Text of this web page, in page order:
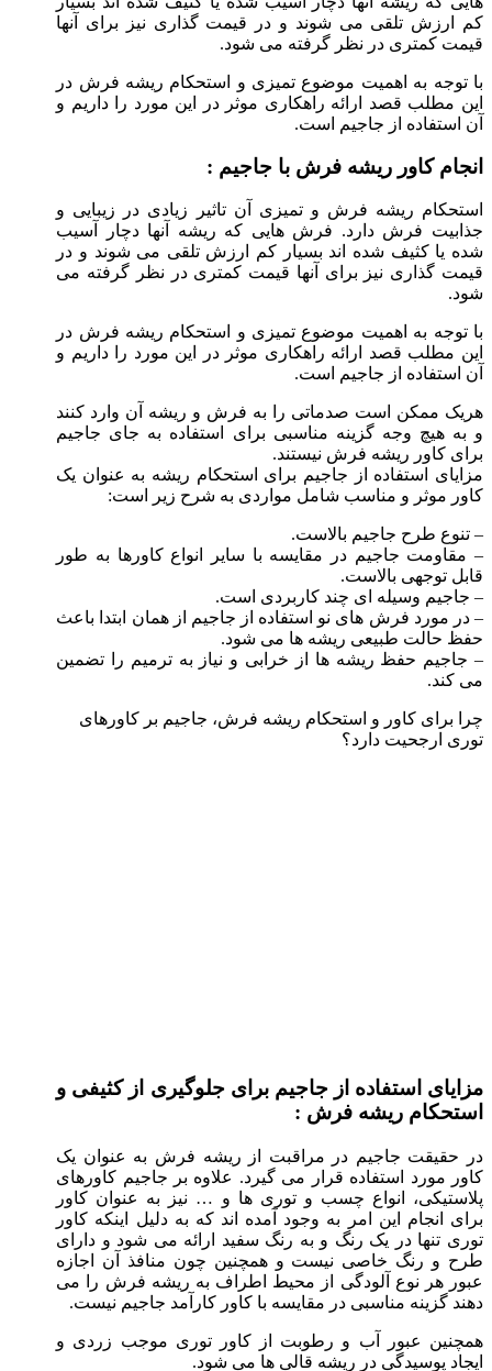
کم ارزش تلقی می شوند و در قیمت گذاری نیز برای آنها
قیمت کمتری در نظر گرفته می شود.
با توجه به اهمیت موضوع تمیزی و استحکام ریشه فرش در
این مطلب قصد ارائه راهکاری موثر در این مورد را داریم و
آن استفاده از جاجیم است.
انجام کاور ریشه فرش با جاجیم :
استحکام ریشه فرش و تمیزی آن تاثیر زیادی در زیبایی و
جذابیت فرش دارد. فرش هایی که ریشه آنها دچار آسیب
شده یا کثیف شده اند بسیار کم ارزش تلقی می شوند و در
قیمت گذاری نیز برای آنها قیمت کمتری در نظر گرفته می
شود.
با توجه به اهمیت موضوع تمیزی و استحکام ریشه فرش در
این مطلب قصد ارائه راهکاری موثر در این مورد را داریم و
آن استفاده از جاجیم است.
هریک ممکن است صدماتی را به فرش و ریشه آن وارد کنند
و به هیچ وجه گزینه مناسبی برای استفاده به جای جاجیم
برای کاور ریشه فرش نیستند.
مزایای استفاده از جاجیم برای استحکام ریشه به عنوان یک
کاور موثر و مناسب شامل مواردی به شرح زیر است:
– تنوع طرح جاجیم بالاست.
– مقاومت جاجیم در مقایسه با سایر انواع کاورها به طور
قابل توجهی بالاست.
– جاجیم وسیله ای چند کاربردی است.
– در مورد فرش های نو استفاده از جاجیم از همان ابتدا باعث
حفظ حالت طبیعی ریشه ها می شود.
– جاجیم حفظ ریشه ها از خرابی و نیاز به ترمیم را تضمین
می کند.
چرا برای کاور و استحکام ریشه فرش، جاجیم بر کاورهای
توری ارجحیت دارد؟
مزایای استفاده از جاجیم برای جلوگیری از کثیفی و
استحکام ریشه فرش :
در حقیقت جاجیم در مراقبت از ریشه فرش به عنوان یک
کاور مورد استفاده قرار می گیرد. علاوه بر جاجیم کاورهای
پلاستیکی، انواع چسب و توری ها و … نیز به عنوان کاور
برای انجام این امر به وجود آمده اند که به دلیل اینکه کاور
توری تنها در یک رنگ و به رنگ سفید ارائه می شود و دارای
طرح و رنگ خاصی نیست و همچنین چون منافذ آن اجازه
عبور هر نوع آلودگی از محیط اطراف به ریشه فرش را می
دهند گزینه مناسبی در مقایسه با کاور کارآمد جاجیم نیست.
همچنین عبور آب و رطوبت از کاور توری موجب زردی و
ایجاد پوسیدگی در ریشه قالی ها می شود.